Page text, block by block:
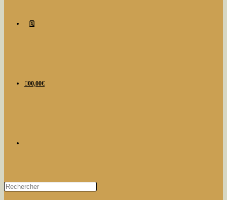
🗓️
00,00€